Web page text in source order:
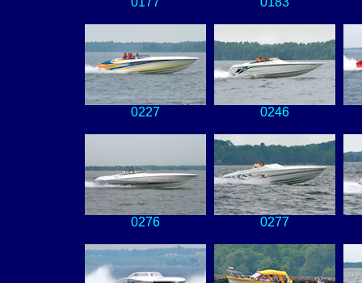
0227 0246
0276 0277